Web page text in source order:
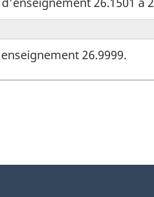
26.9999.